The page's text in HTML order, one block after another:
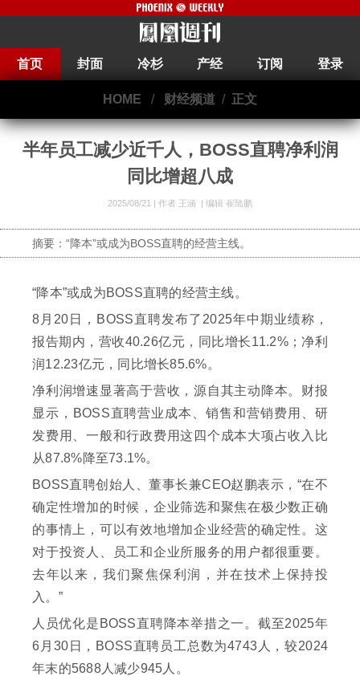
首页 封面 冷杉 产经 订阅 登录
HOME / 财经频道 / 正文
半年员工减少近千人，BOSS直聘净利润
同比增超八成
2025/08/21 | 作者 王涵 编辑 崔陆鹏
摘要：“降本”或成为BOSS直聘的经营主线。
“降本”或成为BOSS直聘的经营主线。
8月20日，BOSS直聘发布了2025年中期业绩称，
报告期内，营收40.26亿元，同比增长11.2%；净利
润12.23亿元，同比增长85.6%。
净利润增速显著高于营收，源自其主动降本。财报
显示，BOSS直聘营业成本、销售和营销费用、研
发费用、一般和行政费用这四个成本大项占收入比
从87.8%降至73.1%。
BOSS直聘创始人、董事长兼CEO赵鹏表示，“在不
确定性增加的时候，企业筛选和聚焦在极少数正确
的事情上，可以有效地增加企业经营的确定性。这
对于投资人、员工和企业所服务的用户都很重要。
去年以来，我们聚焦保利润，并在技术上保持投
入。”
人员优化是BOSS直聘降本举措之一。截至2025年
6月30日，BOSS直聘员工总数为4743人，较2024
年末的5688人减少945人。